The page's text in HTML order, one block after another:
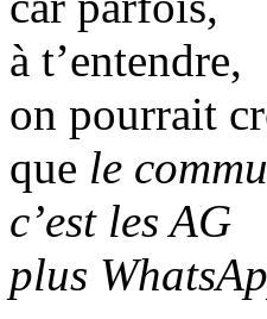
à t’entendre,
on pourrait
que le
c’est les AG
plus